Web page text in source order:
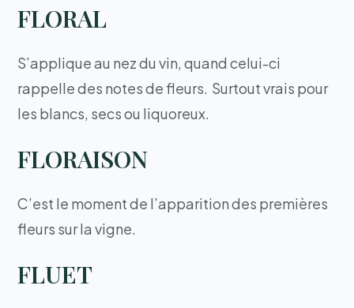
FLORAL
S’applique au nez du vin, quand celui-ci
rappelle des notes de fleurs. Surtout vrais pour
les blancs, secs ou liquoreux.
FLORAISON
C’est le moment de l’apparition des premières
fleurs sur la vigne.
FLUET